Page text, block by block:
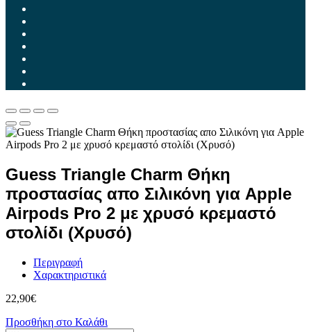
Guess Triangle Charm Θήκη
προστασίας απο Σιλικόνη για Apple
Airpods Pro 2 με χρυσό κρεμαστό
στολίδι (Χρυσό)
Περιγραφή
Χαρακτηριστικά
22,90€
Προσθήκη στο Καλάθι